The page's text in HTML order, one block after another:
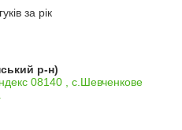
за рік
р-н)
08140 , с.Шевченкове